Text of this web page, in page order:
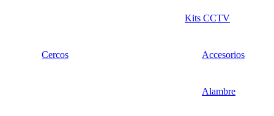
Kits CCTV
Cercos Accesorios
Alambre